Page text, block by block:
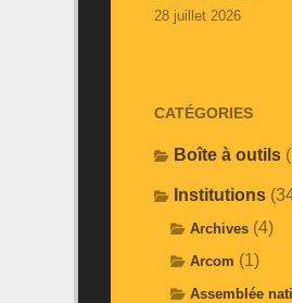
28 juillet 2026
CATÉGORIES
Boîte à outils
Institutions
Archives (4)
Arcom (1)
Assemblée